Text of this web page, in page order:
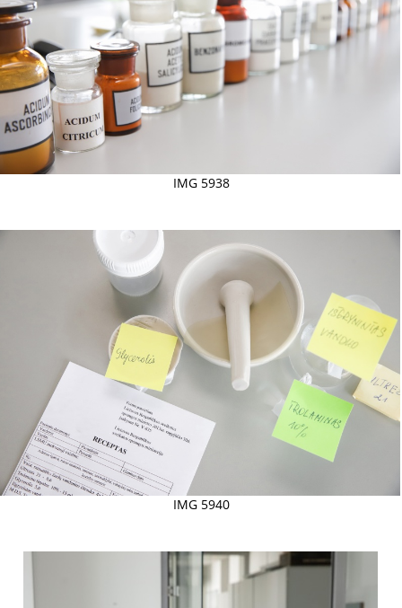
IMG 5938
IMG 5940